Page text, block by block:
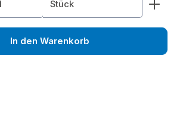
Stück
In den Warenkorb